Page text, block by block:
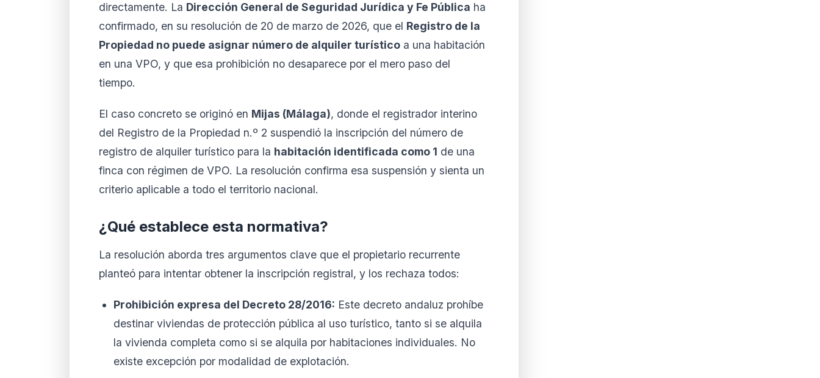
El análisis detallado del impacto de esta normativa está
disponible con los planes PRO y Business. Accede al
contenido completo y recibe alertas personalizadas.
Ver planes Crear mi cuenta
directamente. La Dirección General de Seguridad Jurídica y Fe Pública ha
confirmado, en su resolución de 20 de marzo de 2026, que el Registro de la
Propiedad no puede asignar número de alquiler turístico a una habitación
en una VPO, y que esa prohibición no desaparece por el mero paso del
tiempo.
El caso concreto se originó en Mijas (Málaga), donde el registrador interino
del Registro de la Propiedad n.º 2 suspendió la inscripción del número de
registro de alquiler turístico para la habitación identificada como 1 de una
finca con régimen de VPO. La resolución confirma esa suspensión y sienta un
criterio aplicable a todo el territorio nacional.
¿Qué establece esta normativa?
La resolución aborda tres argumentos clave que el propietario recurrente
planteó para intentar obtener la inscripción registral, y los rechaza todos:
Prohibición expresa del Decreto 28/2016: Este decreto andaluz prohíbe
destinar viviendas de protección pública al uso turístico, tanto si se alquila
la vivienda completa como si se alquila por habitaciones individuales. No
existe excepción por modalidad de explotación.